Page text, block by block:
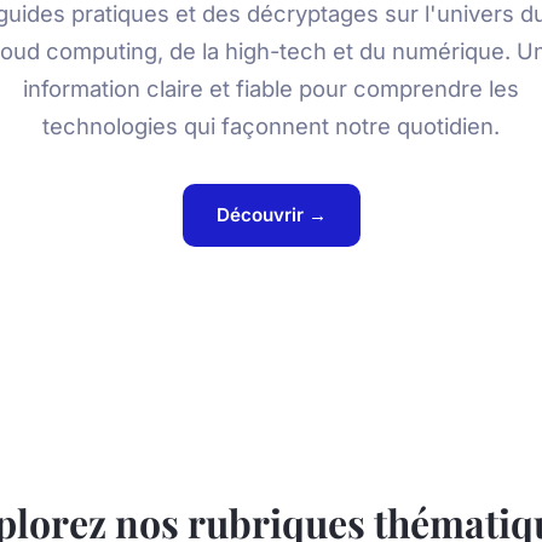
pratiques et des décryptages sur l'univers
computing, de la high-tech et du numérique.
information claire et fiable pour comprendre les
technologies qui façonnent notre quotidien.
Découvrir →
nos rubriques